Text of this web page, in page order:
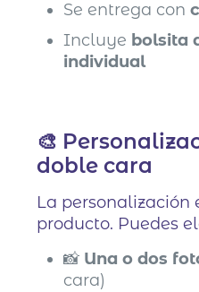
Se entrega con
Incluye bolsita
individual
🎨
doble cara
La personalización
producto. Puedes
📸 Una o dos
cara)